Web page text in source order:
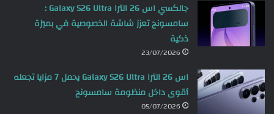
جالكسي اس 26 الترا Galaxy S26 Ultra :
سامسونج تعزز شاشة الخصوصية في بميزة
ذكية
23/07/2026
اس 26 الترا Galaxy S26 Ultra يحمل 7 مزايا تجعله
أقوى داخل منظومة سامسونج
05/07/2026